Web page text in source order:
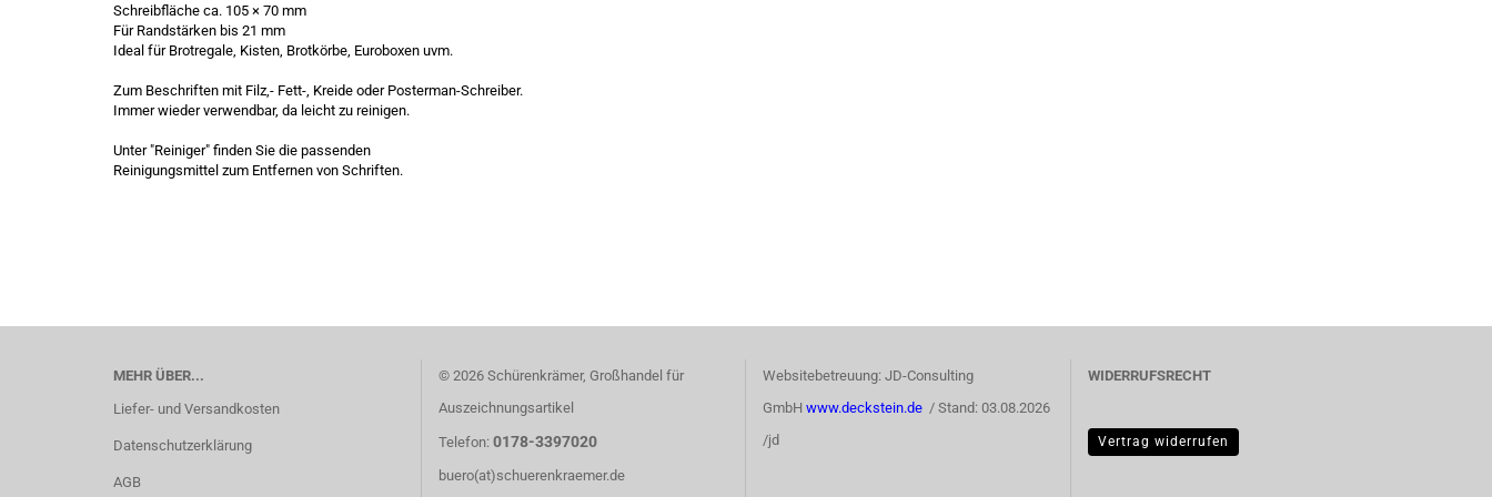
Schreibfläche ca. 105 × 70 mm
Für Randstärken bis 21 mm
Ideal für Brotregale, Kisten, Brotkörbe, Euroboxen uvm.
Zum Beschriften mit Filz,- Fett-, Kreide oder Posterman-Schreiber.
Immer wieder verwendbar, da leicht zu reinigen.
Unter "Reiniger" finden Sie die passenden
Reinigungsmittel zum Entfernen von Schriften.
MEHR ÜBER...
Liefer- und Versandkosten
Datenschutzerklärung
AGB
© 2026 Schürenkrämer, Großhandel für
Auszeichnungsartikel
Telefon: 0178-3397020
buero(at)schuerenkraemer.de
Websitebetreuung: JD-Consulting
GmbH www.deckstein.de / Stand: 03.08.2026
/jd
WIDERRUFSRECHT
Vertrag widerrufen